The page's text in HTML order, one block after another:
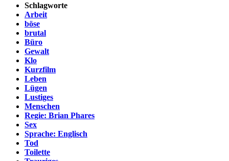
Schlagworte
Arbeit
böse
brutal
Büro
Gewalt
Klo
Kurzfilm
Leben
Lügen
Lustiges
Menschen
Regie: Brian Phares
Sex
Sprache: Englisch
Tod
Toilette